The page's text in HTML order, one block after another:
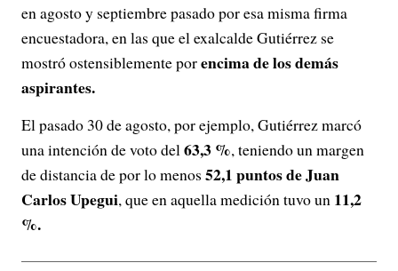
en agosto y septiembre pasado por esa misma firma
encuestadora, en las que el exalcalde Gutiérrez se
mostró ostensiblemente porencima de los demás
aspirantes.
El pasado 30 de agosto, por ejemplo, Gutiérrez marcó
una intención de voto del63,3 %, teniendo un margen
de distancia de por lo menos 52,1 puntos de Juan
Carlos Upegui, que en aquella medición tuvo un 11,2
%.